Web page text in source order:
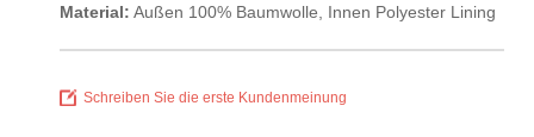
Material: Außen 100% Baumwolle, Innen Polyester Lining
Schreiben Sie die erste Kundenmeinung